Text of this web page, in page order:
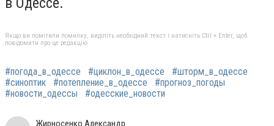
Якщо ви помітили помилку, виділіть необхідний текст і натисніть Ctrl + Enter, щоб
повідомити про це редакцію
#погода_в_одессе #циклон_в_одессе
#шторм_в_одессе
#синоптик
#потепление_в_одессе
#прогноз_погоды
#новости_одессы
#одесские_новости
Жирносенко Александр